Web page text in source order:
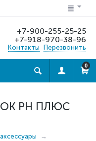
+7-900-255-25-25
+7-918-970-38-96
Контакты Перезвонить
0
PH ПЛЮС